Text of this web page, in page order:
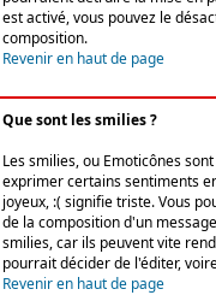
est activé, vous pouvez le
composition.
Revenir en haut de page
Que sont les smilies ?
Les smilies, ou Emoticônes
exprimer certains sentiments
joyeux, :( signifie triste. Vous
de la composition d'un
smilies, car ils peuvent vite
pourrait décider de l'éditer,
Revenir en haut de page